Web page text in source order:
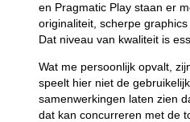
en Pragmatic Play staan er
originaliteit, scherpe
Dat niveau van kwaliteit is
Wat me persoonlijk opvalt,
speelt hier niet de
samenwerkingen laten zien
dat kan concurreren met de